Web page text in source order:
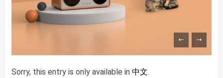
Sorry, this entry is only available in 中文.